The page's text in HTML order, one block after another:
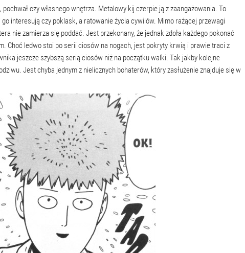
czy własnego wnętrza. Metalowy kij czerpie ją z zaangażowania. To
interesują czy poklask, a ratowanie życia cywilów. Mimo rażącej przewagi
nie zamierza się poddać. Jest przekonany, że jednak zdoła każdego pokonać
Choć ledwo stoi po serii ciosów na nogach, jest pokryty krwią i prawie traci z
jeszcze szybszą serią ciosów niż na początku walki. Tak jakby kolejne
Jest chyba jednym z nielicznych bohaterów, który zasłużenie znajduje się w